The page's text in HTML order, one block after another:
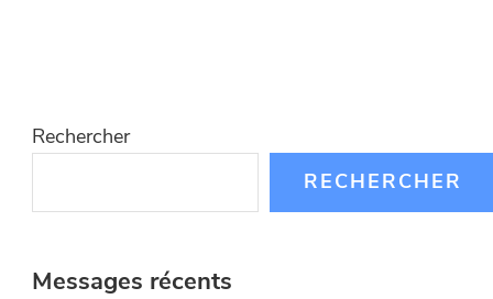
Rechercher
RECHERCHER
Messages récents